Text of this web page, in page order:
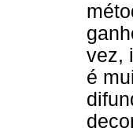
vez,
é